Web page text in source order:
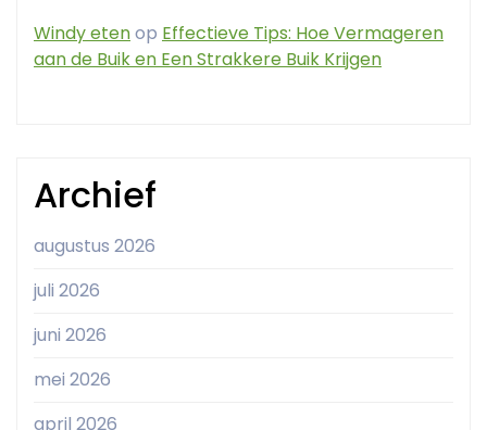
Windy etenop Effectieve Tips: Hoe Vermageren
aan de Buik en Een Strakkere Buik Krijgen
Archief
augustus 2026
juli 2026
juni 2026
mei 2026
april 2026